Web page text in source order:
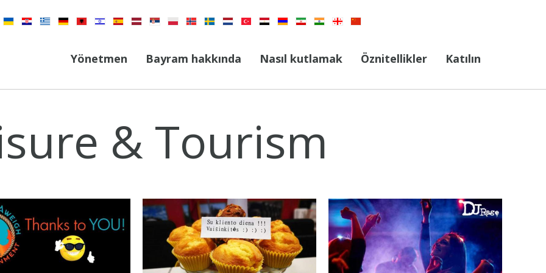
Yönetmen Bayram hakkında Nasıl kutlamak Öznitellikler Katılın
& Tourism